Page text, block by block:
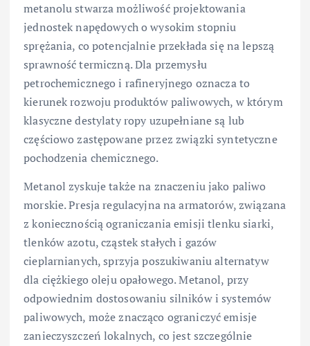
metanolu stwarza możliwość projektowania
jednostek napędowych o wysokim stopniu
sprężania, co potencjalnie przekłada się na lepszą
sprawność termiczną. Dla przemysłu
petrochemicznego i rafineryjnego oznacza to
kierunek rozwoju produktów paliwowych, w którym
klasyczne destylaty ropy uzupełniane są lub
częściowo zastępowane przez związki syntetyczne
pochodzenia chemicznego.
Metanol zyskuje także na znaczeniu jako paliwo
morskie. Presja regulacyjna na armatorów, związana
z koniecznością ograniczania emisji tlenku siarki,
tlenków azotu, cząstek stałych i gazów
cieplarnianych, sprzyja poszukiwaniu alternatyw
dla ciężkiego oleju opałowego. Metanol, przy
odpowiednim dostosowaniu silników i systemów
paliwowych, może znacząco ograniczyć emisje
zanieczyszczeń lokalnych, co jest szczególnie